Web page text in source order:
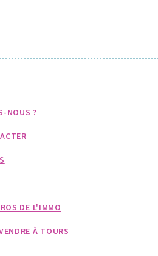
NOUS ?
DE L'IMMO
À TOURS